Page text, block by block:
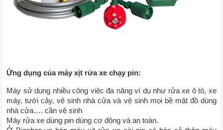
Ứng dụng của máy xịt rửa xe chạy pin:
Máy sử dụng nhiều công việc đa năng ví dụ như rửa xe ô tô, xe
máy, tưới cây, vệ sinh nhà cửa và vệ sinh mọi bề mặt đồ dùng
nhà cửa…. cần vệ sinh
Máy rửa xe dùng pin dùng cơ động và an toàn.